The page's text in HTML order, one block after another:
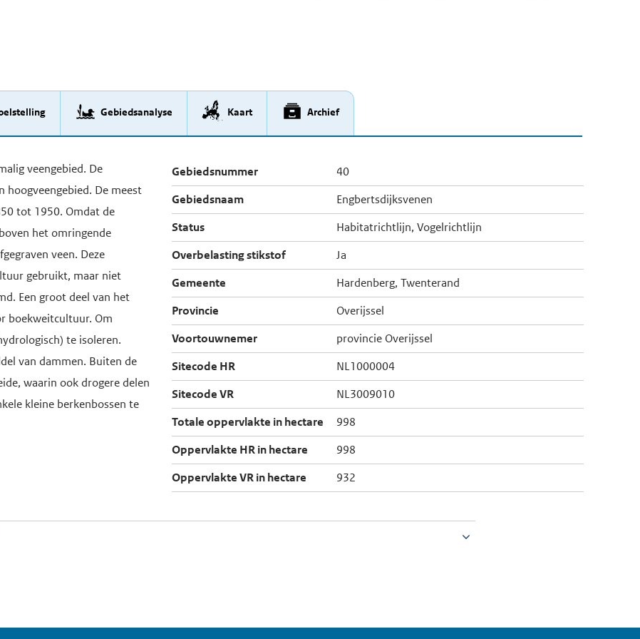
Gebiedsanalyse Kaart Archief
veengebied. De
hoogveengebied. De meest
tot 1950. Omdat de
het omringende
veen. Deze
gebruikt, maar niet
Een groot deel van het
boekweitcultuur. Om
te isoleren.
van dammen. Buiten de
waarin ook drogere delen
kleine berkenbossen te
Gebiedsnummer
40
Gebiedsnaam
Engbertsdijksvenen
Status
Habitatrichtlijn, Vogelrichtlijn
Overbelasting stikstof
Ja
Gemeente
Hardenberg, Twenterand
Provincie
Overijssel
Voortouwnemer
provincie Overijssel
Sitecode HR
NL1000004
Sitecode VR
NL3009010
Totale oppervlakte in hectare
998
Oppervlakte HR in hectare
998
Oppervlakte VR in hectare
932